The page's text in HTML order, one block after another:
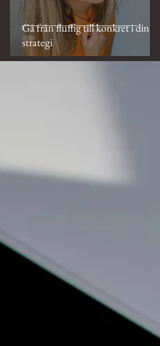
Gå från fluffig till konkret i din
strategi